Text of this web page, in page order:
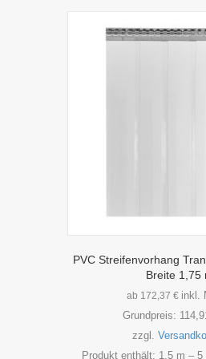
PVC Streifenvorhang
Breite 1,75
ab 172,37 € inkl.
Grundpreis:
zzgl.
Produkt enthält: 1,5 m – 5